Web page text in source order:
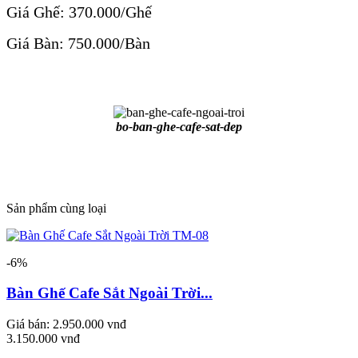
Giá Ghế: 370.000/Ghế
Giá Bàn: 750.000/Bàn
bo-ban-ghe-cafe-sat-dep
Sản phẩm cùng loại
-6%
Bàn Ghế Cafe Sắt Ngoài Trời...
Giá bán: 2.950.000 vnđ
3.150.000 vnđ